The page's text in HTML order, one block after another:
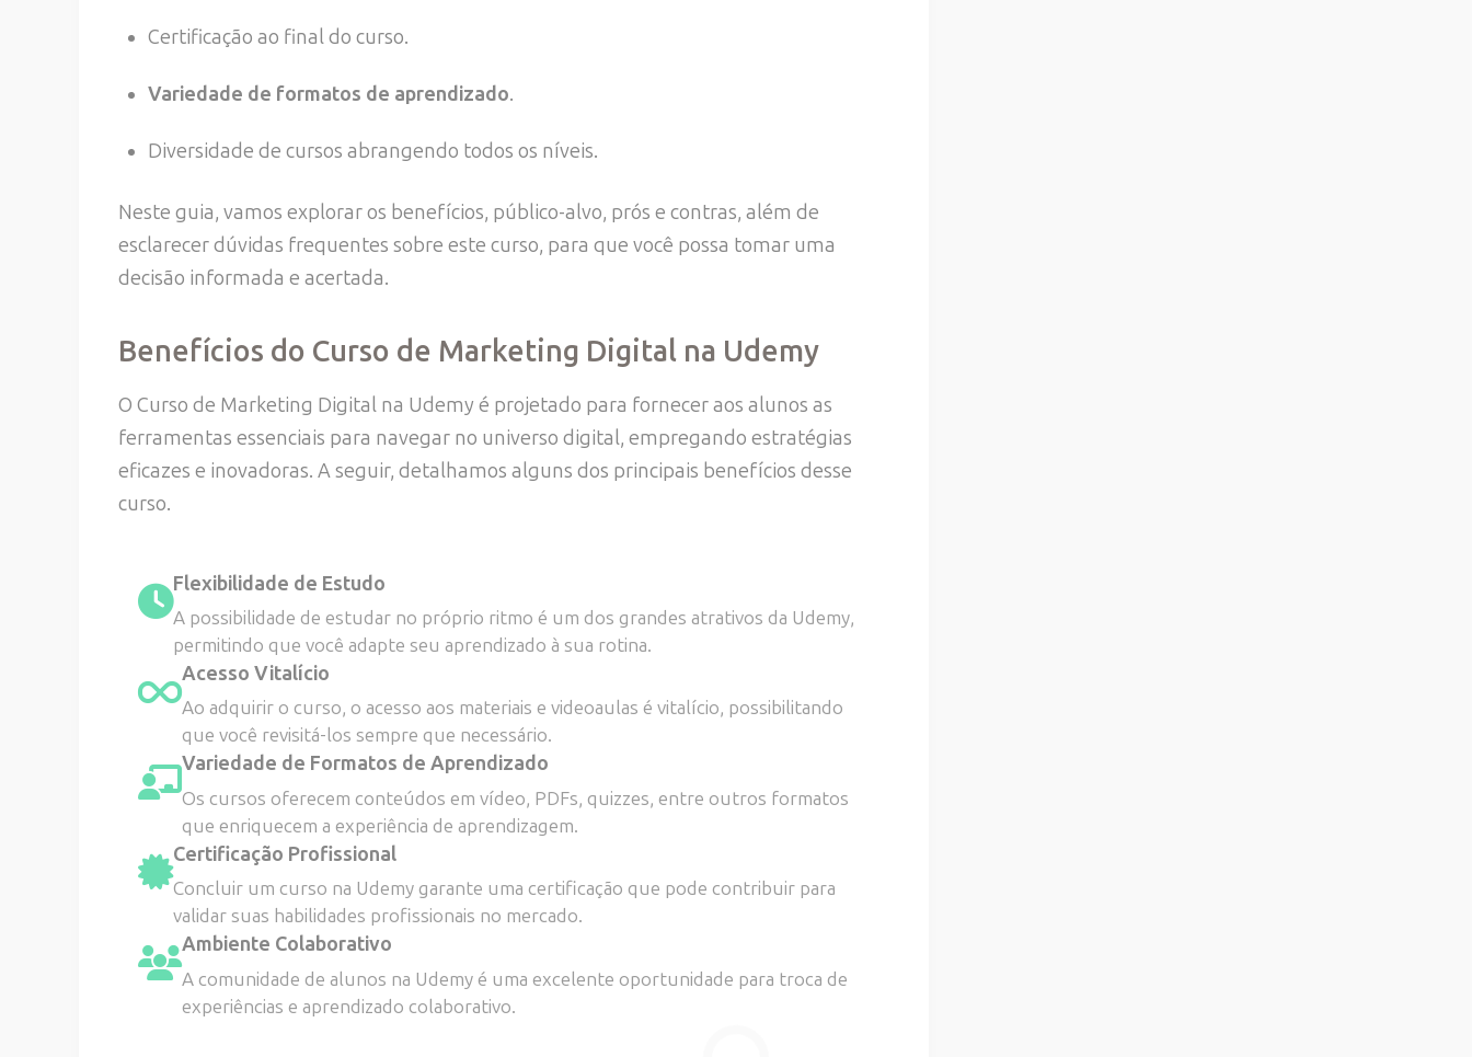
Certificação ao final do curso.
Variedade de formatos de aprendizado.
Diversidade de cursos abrangendo todos os níveis.
Neste guia, vamos explorar os benefícios, público-alvo, prós e contras, além de
esclarecer dúvidas frequentes sobre este curso, para que você possa tomar uma
decisão informada e acertada.
Benefícios do Curso de Marketing Digital na Udemy
O Curso de Marketing Digital na Udemy é projetado para fornecer aos alunos as
ferramentas essenciais para navegar no universo digital, empregando estratégias
eficazes e inovadoras. A seguir, detalhamos alguns dos principais benefícios desse
curso.
Flexibilidade de Estudo
A possibilidade de estudar no próprio ritmo é um dos grandes atrativos da Udemy,
permitindo que você adapte seu aprendizado à sua rotina.
Acesso Vitalício
Ao adquirir o curso, o acesso aos materiais e videoaulas é vitalício, possibilitando
que você revisitá-los sempre que necessário.
Variedade de Formatos de Aprendizado
Os cursos oferecem conteúdos em vídeo, PDFs, quizzes, entre outros formatos
que enriquecem a experiência de aprendizagem.
Certificação Profissional
Concluir um curso na Udemy garante uma certificação que pode contribuir para
validar suas habilidades profissionais no mercado.
Ambiente Colaborativo
A comunidade de alunos na Udemy é uma excelente oportunidade para troca de
experiências e aprendizado colaborativo.